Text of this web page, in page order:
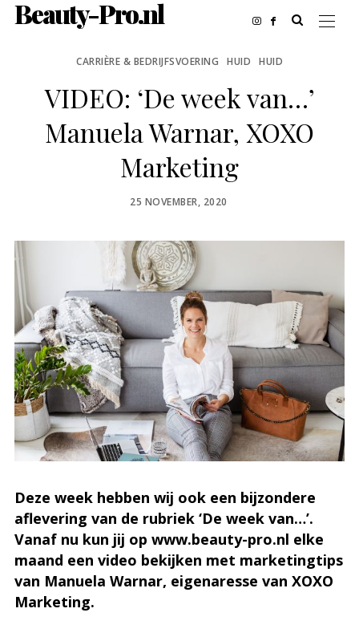
Beauty-Pro.nl
CARRIÈRE & BEDRIJFSVOERING HUID HUID
VIDEO: ‘De week van…’
Manuela Warnar, XOXO
Marketing
POSTED
25 NOVEMBER, 2020
Deze week hebben wij ook een bijzondere
aflevering van de rubriek ‘De week van…’.
Vanaf nu kun jij op www.beauty-pro.nl elke
maand een video bekijken met marketingtips
van Manuela Warnar, eigenaresse van XOXO
Marketing.